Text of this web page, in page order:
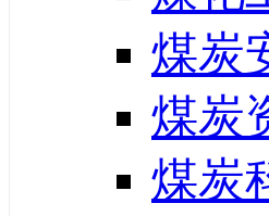
煤炭
煤炭
煤炭